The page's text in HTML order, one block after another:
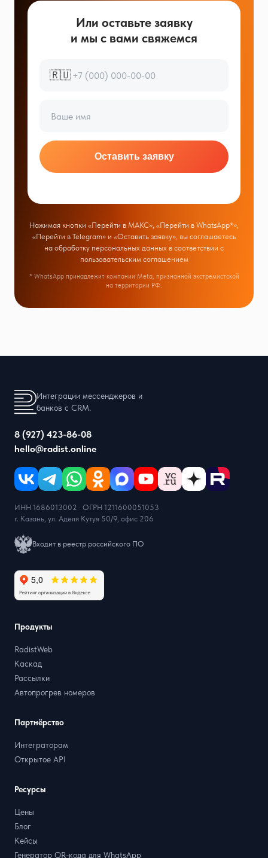
Или оставьте заявку
и мы с вами свяжемся
🇷🇺
Оставить заявку
Нажимая кнопки «Перейти в МАКС», «Перейти в WhatsApp*»,
«Перейти в Telegram» и «Оставить заявку», вы соглашаетесь
на обработку персональных данных в соответствии с
пользовательским соглашением
* WhatsApp принадлежит компании Meta, признанной экстремистской
на территории РФ.
Интеграции мессенджеров и
банков с CRM.
8 (927) 423-86-08
hello@radist.online
ИНН 1686013002 · ОГРН 1211600051053
г. Казань, ул. Аделя Кутуя 50/9, офис 206
Входит в реестр российского ПО
Продукты
RadistWeb
Каскад
Рассылки
Автопрогрев номеров
Партнёрство
Интеграторам
Открытое API
Ресурсы
Цены
Блог
Кейсы
Генератор QR-кода для WhatsApp